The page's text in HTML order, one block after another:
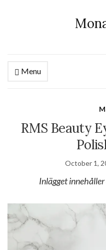
Menu
RMS Beauty
October 1,
Inlägget